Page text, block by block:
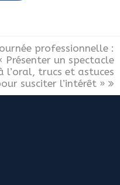
professionnelle :
Présenter un spectacle
l’oral, trucs et astuces
susciter l’intérêt »